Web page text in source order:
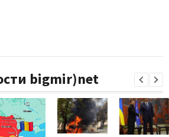
bigmir)net